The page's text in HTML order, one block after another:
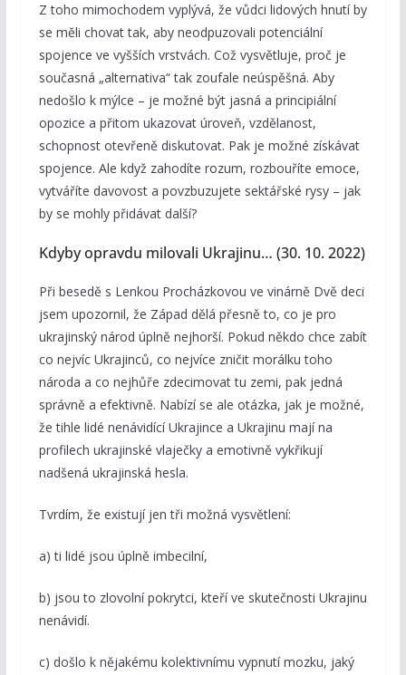
Z toho mimochodem vyplývá, že vůdci lidových hnutí by
se měli chovat tak, aby neodpuzovali potenciální
spojence ve vyšších vrstvách. Což vysvětluje, proč je
současná „alternativa“ tak zoufale neúspěšná. Aby
nedošlo k mýlce – je možné být jasná a principiální
opozice a přitom ukazovat úroveň, vzdělanost,
schopnost otevřeně diskutovat. Pak je možné získávat
spojence. Ale když zahodíte rozum, rozbouříte emoce,
vytváříte davovost a povzbuzujete sektářské rysy – jak
by se mohly přidávat další?
Kdyby opravdu milovali Ukrajinu… (30. 10. 2022)
Při besedě s Lenkou Procházkovou ve vinárně Dvě deci
jsem upozornil, že Západ dělá přesně to, co je pro
ukrajinský národ úplně nejhorší. Pokud někdo chce zabít
co nejvíc Ukrajinců, co nejvíce zničit morálku toho
národa a co nejhůře zdecimovat tu zemi, pak jedná
správně a efektivně. Nabízí se ale otázka, jak je možné,
že tihle lidé nenávidící Ukrajince a Ukrajinu mají na
profilech ukrajinské vlaječky a emotivně vykřikují
nadšená ukrajinská hesla.
Tvrdím, že existují jen tři možná vysvětlení:
a) ti lidé jsou úplně imbecilní,
b) jsou to zlovolní pokrytci, kteří ve skutečnosti Ukrajinu
nenávidí.
c) došlo k nějakému kolektivnímu vypnutí mozku, jaký